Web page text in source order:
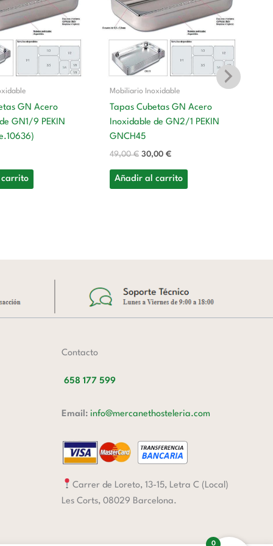
GN Acero
GN1/9 PEKIN
Mobiliario Inoxidable
Tapas Cubetas GN Acero
Inoxidable de GN2/1 PEKIN
GNCH45
49,00€
49,00 €.
30,00 €
30,00 €.
Añadir al carrito
Contacto
658 177 599
Email: info@mercanethosteleria.com
Carrer de Loreto, 13-15, Letra C (Local)
Les Corts, 08029 Barcelona.
0